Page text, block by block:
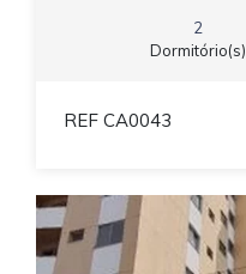
2
Dormitório(s)
REF CA0043